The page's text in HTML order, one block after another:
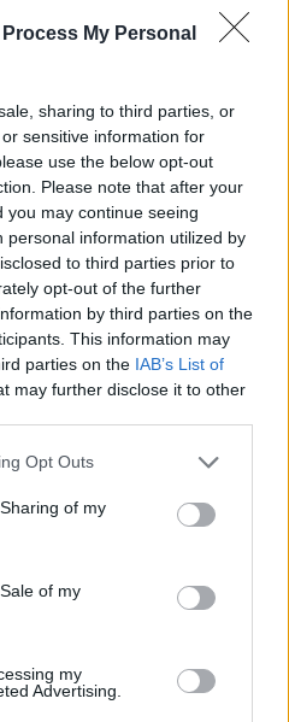
My Personal
sharing to third parties, or
sensitive information for
use the below opt-out
Please note that after your
may continue seeing
personal information utilized by
to third parties prior to
opt-out of the further
by third parties on the
This information may
parties on the IAB’s List of
may further disclose it to other
app uses one or more Google
behaviour. You may click to
and its third-party tags to
purposes in below Google
Opt Outs
of my
of my
my
Advertising.
e appassionati di sport.